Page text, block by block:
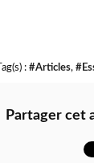
Tag(s) : #Articles,
Partager cet